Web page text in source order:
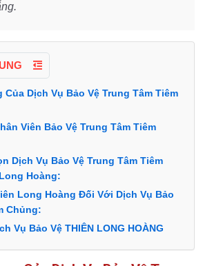
Của Dịch Vụ Bảo Vệ Trung Tâm Tiêm
Viên Bảo Vệ Trung Tâm Tiêm
Dịch Vụ Bảo Vệ Trung Tâm Tiêm
Hoàng:
Long Hoàng Đối Với Dịch Vụ Bảo
Chủng:
Vụ Bảo Vệ THIÊN LONG HOÀNG